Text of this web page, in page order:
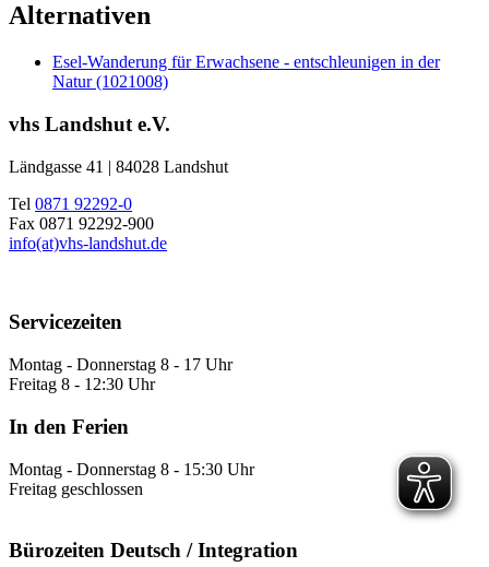
Alternativen
Esel-Wanderung für Erwachsene - entschleunigen in der
Natur (1021008)
vhs Landshut e.V.
Ländgasse 41 | 84028 Landshut
Tel 0871 92292-0
Fax 0871 92292-900
info(at)vhs-landshut.de
Servicezeiten
Montag - Donnerstag 8 - 17 Uhr
Freitag 8 - 12:30 Uhr
In den Ferien
Montag - Donnerstag 8 - 15:30 Uhr
Freitag geschlossen
Bürozeiten Deutsch / Integration